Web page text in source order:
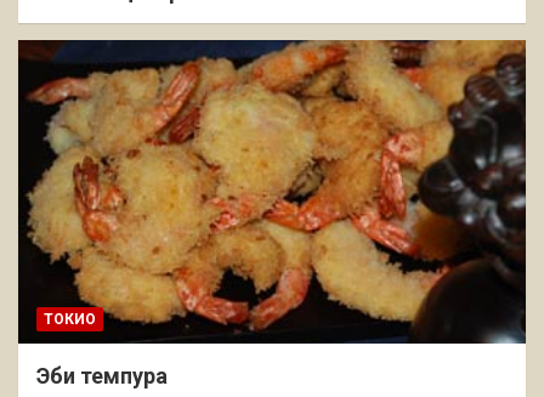
ТОКИО
Эби темпура